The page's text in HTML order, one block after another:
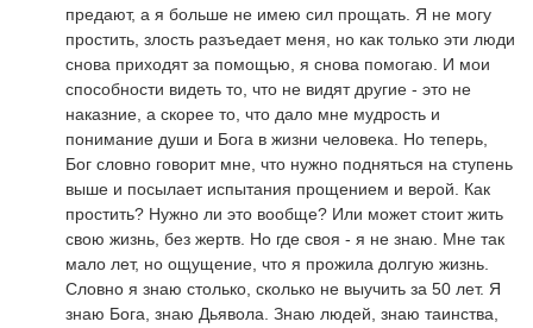
предают, а я больше не имею сил прощать. Я не могу
простить, злость разъедает меня, но как только эти люди
снова приходят за помощью, я снова помогаю. И мои
способности видеть то, что не видят другие - это не
наказние, а скорее то, что дало мне мудрость и
понимание души и Бога в жизни человека. Но теперь,
Бог словно говорит мне, что нужно подняться на ступень
выше и посылает испытания прощением и верой. Как
простить? Нужно ли это вообще? Или может стоит жить
свою жизнь, без жертв. Но где своя - я не знаю. Мне так
мало лет, но ощущение, что я прожила долгую жизнь.
Словно я знаю столько, сколько не выучить за 50 лет. Я
знаю Бога, знаю Дьявола. Знаю людей, знаю таинства,